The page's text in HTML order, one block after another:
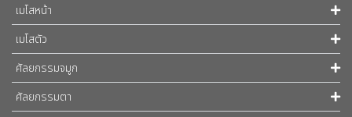
เมโสหน้า
เมโสตัว
ศัลยกรรมจมูก
ศัลยกรรมตา